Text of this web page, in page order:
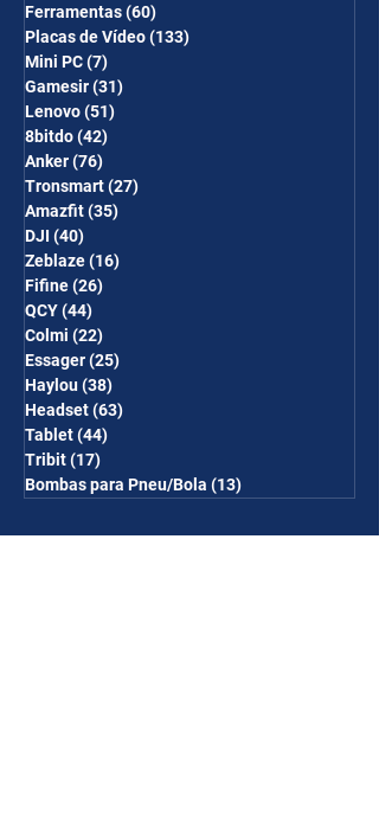
Ferramentas(60)
Placas de Vídeo(133)
Mini PC(7)
Gamesir(31)
Lenovo(51)
8bitdo(42)
Anker(76)
Tronsmart(27)
Amazfit(35)
DJI (40)
Zeblaze(16)
Fifine(26)
QCY(44)
Colmi (22)
Essager(25)
Haylou(38)
Headset(63)
Tablet(44)
Tribit(17)
Bombas para Pneu/Bola (13)